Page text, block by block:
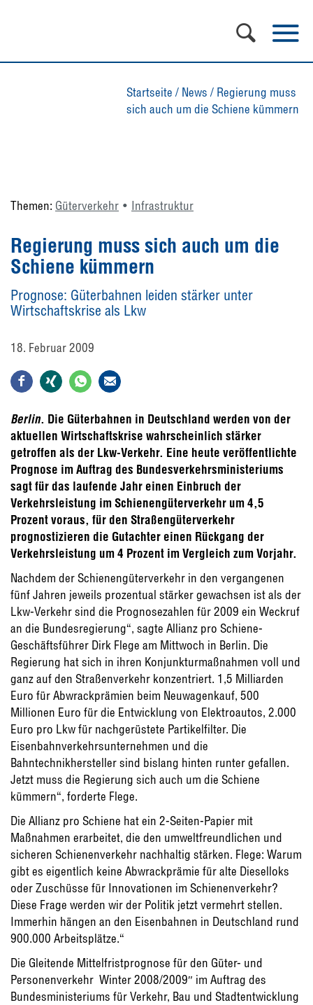
Startseite / News / Regierung muss
sich auch um die Schiene kümmern
Themen: Güterverkehr Infrastruktur
Regierung muss sich auch um die
Schiene kümmern
Prognose: Güterbahnen leiden stärker unter
Wirtschaftskrise als Lkw
18. Februar 2009
Berlin. Die Güterbahnen in Deutschland werden von der
aktuellen Wirtschaftskrise wahrscheinlich stärker
getroffen als der Lkw-Verkehr. Eine heute veröffentlichte
Prognose im Auftrag des Bundesverkehrsministeriums
sagt für das laufende Jahr einen Einbruch der
Verkehrsleistung im Schienengüterverkehr um 4,5
Prozent voraus, für den Straßengüterverkehr
prognostizieren die Gutachter einen Rückgang der
Verkehrsleistung um 4 Prozent im Vergleich zum Vorjahr.
Nachdem der Schienengüterverkehr in den vergangenen
fünf Jahren jeweils prozentual stärker gewachsen ist als der
Lkw-Verkehr sind die Prognosezahlen für 2009 ein Weckruf
an die Bundesregierung“, sagte Allianz pro Schiene-
Geschäftsführer Dirk Flege am Mittwoch in Berlin. Die
Regierung hat sich in ihren Konjunkturmaßnahmen voll und
ganz auf den Straßenverkehr konzentriert. 1,5 Milliarden
Euro für Abwrackprämien beim Neuwagenkauf, 500
Millionen Euro für die Entwicklung von Elektroautos, 2.000
Euro pro Lkw für nachgerüstete Partikelfilter. Die
Eisenbahnverkehrsunternehmen und die
Bahntechnikhersteller sind bislang hinten runter gefallen.
Jetzt muss die Regierung sich auch um die Schiene
kümmern“, forderte Flege.
Die Allianz pro Schiene hat ein 2-Seiten-Papier mit
Maßnahmen erarbeitet, die den umweltfreundlichen und
sicheren Schienenverkehr nachhaltig stärken. Flege: Warum
gibt es eigentlich keine Abwrackprämie für alte Dieselloks
oder Zuschüsse für Innovationen im Schienenverkehr?
Diese Frage werden wir der Politik jetzt vermehrt stellen.
Immerhin hängen an den Eisenbahnen in Deutschland rund
900.000 Arbeitsplätze.“
Die Gleitende Mittelfristprognose für den Güter- und
Personenverkehr  Winter 2008/2009″ im Auftrag des
Bundesministeriums für Verkehr, Bau und Stadtentwicklung